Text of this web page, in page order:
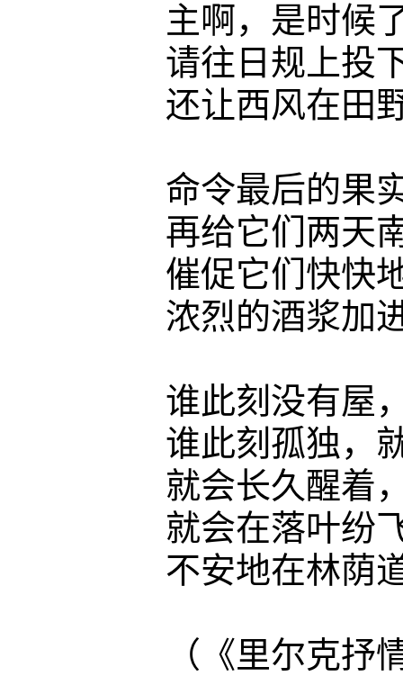
主啊，是时候了
请往日规上投下
还让西风在田野
命令最后的果实
再给它们两天南
催促它们快快地
浓烈的酒浆加进
谁此刻没有屋，
谁此刻孤独，就
就会长久醒着，将
就会在落叶纷飞
不安地在林荫道
（《里尔克抒情诗